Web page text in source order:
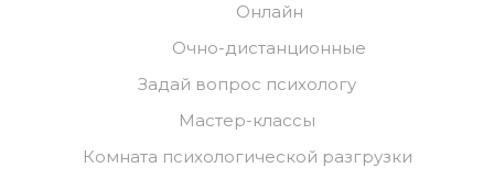
Онлайн
Очно-дистанционные
Задай вопрос психологу
Мастер-классы
Комната психологической разгрузки